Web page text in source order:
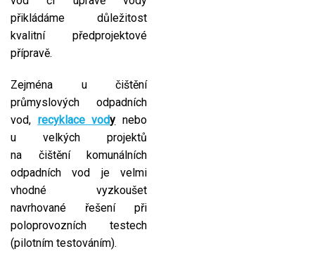
přikládáme důležitost
kvalitní předprojektové
přípravě.
Zejména u čištění
průmyslových odpadních
vod, recyklace vody nebo
u velkých projektů
na čištění komunálních
odpadních vod je velmi
vhodné vyzkoušet
navrhované řešení při
poloprovozních testech
(pilotním testováním).